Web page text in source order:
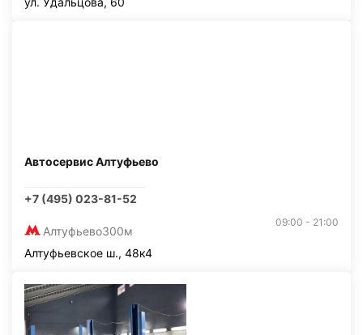
Автосервис Алтуфьево
+7 (495) 023-81-52
Алтуфьево300м
09:00 - 21:00
Алтуфьевское ш., 48к4